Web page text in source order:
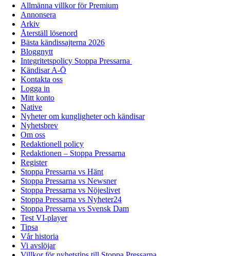
Allmänna villkor för Premium
Annonsera
Arkiv
Återställ lösenord
Bästa kändissajterna 2026
Bloggnytt
Integritetspolicy Stoppa Pressarna
Kändisar A-Ö
Kontakta oss
Logga in
Mitt konto
Native
Nyheter om kungligheter och kändisar
Nyhetsbrev
Om oss
Redaktionell policy
Redaktionen – Stoppa Pressarna
Register
Stoppa Pressarna vs Hänt
Stoppa Pressarna vs Newsner
Stoppa Pressarna vs Nöjeslivet
Stoppa Pressarna vs Nyheter24
Stoppa Pressarna vs Svensk Dam
Test VI-player
Tipsa
Vår historia
Vi avslöjar